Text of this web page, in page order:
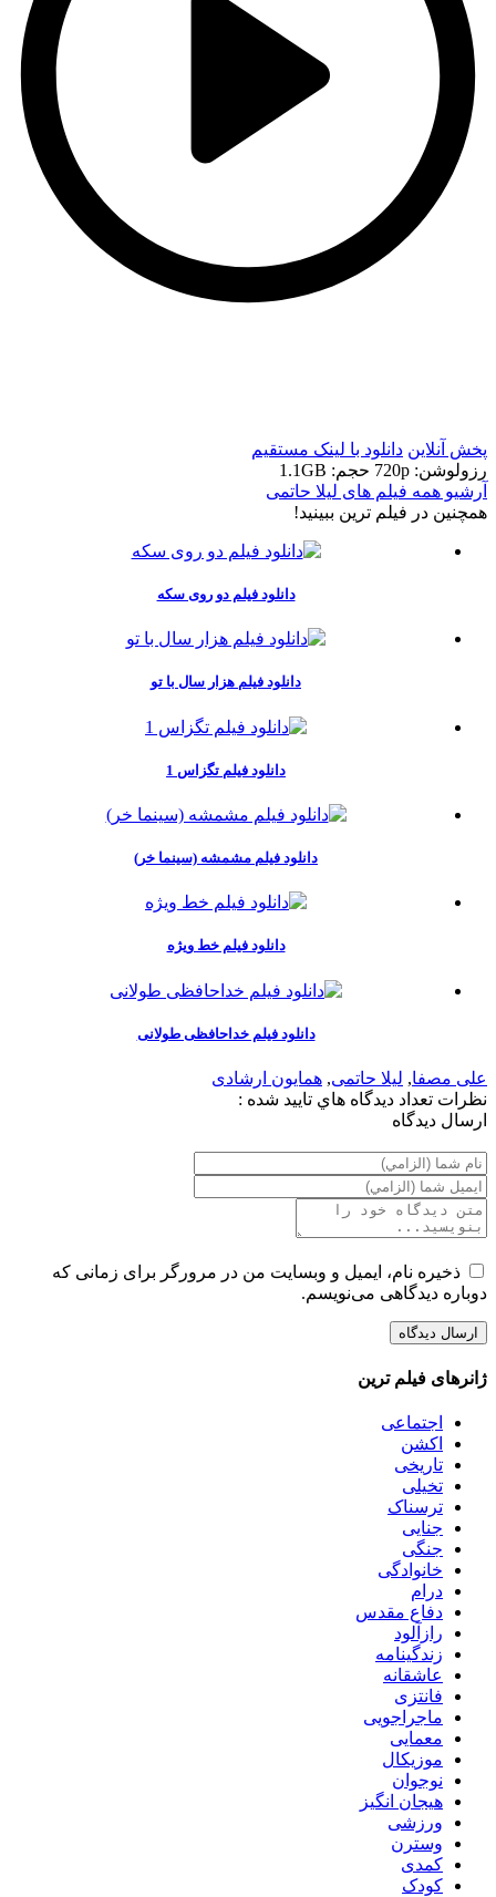
پخش آنلاین دانلود با لينک مستقيم
رزولوشن: 720p
حجم: 1.1GB
آرشیو همه فیلم های لیلا حاتمی
همچنين در فيلم ترين ببينيد!
دانلود فیلم دو روی سکه
دانلود فیلم هزار سال با تو
دانلود فیلم تگزاس 1
دانلود فیلم مشمشه (سینما خر)
دانلود فیلم خط ویژه
دانلود فیلم خداحافظی طولانی
علی مصفا, لیلا حاتمی, همایون ارشادی
نظرات تعداد ديدگاه هاي تاييد شده :
ارسال ديدگاه
ذخیره نام، ایمیل و وبسایت من در مرورگر برای زمانی که
دوباره دیدگاهی می‌نویسم.
ژانرهای فیلم ترین
اجتماعی
اکشن
تاریخی
تخیلی
ترسناک
جنایی
جنگی
خانوادگی
درام
دفاع مقدس
رازآلود
زندگینامه
عاشقانه
فانتزی
ماجراجویی
معمایی
موزیکال
نوجوان
هیجان انگیز
ورزشی
وسترن
کمدی
کودک